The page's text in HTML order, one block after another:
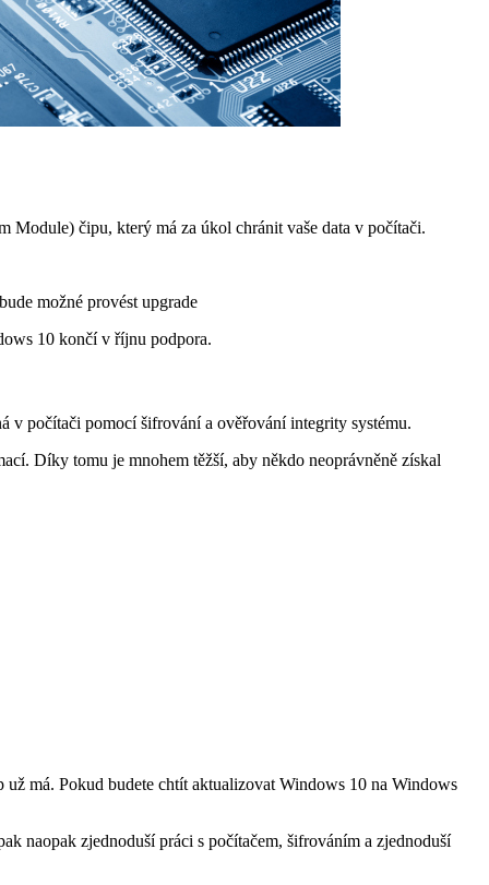
Module) čipu, který má za úkol chránit vaše data v počítači.
možné provést upgrade
10 končí v říjnu podpora.
v počítači pomocí šifrování a ověřování integrity systému.
Díky tomu je mnohem těžší, aby někdo neoprávněně získal
má. Pokud budete chtít aktualizovat Windows 10 na Windows
naopak zjednoduší práci s počítačem, šifrováním a zjednoduší